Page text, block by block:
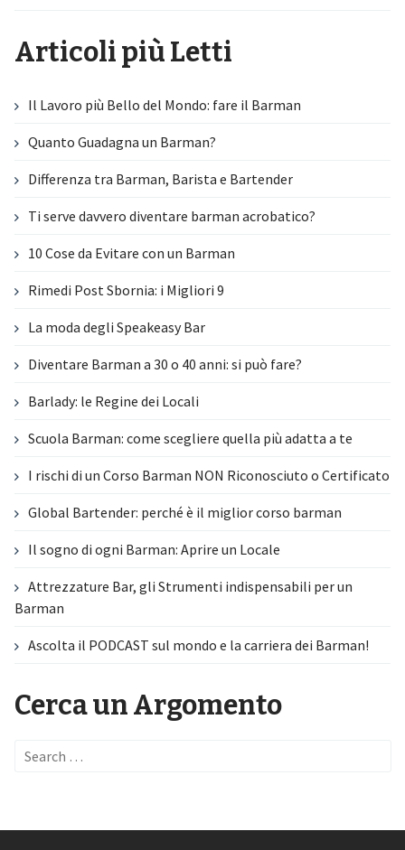
Articoli più Letti
Il Lavoro più Bello del Mondo: fare il Barman
Quanto Guadagna un Barman?
Differenza tra Barman, Barista e Bartender
Ti serve davvero diventare barman acrobatico?
10 Cose da Evitare con un Barman
Rimedi Post Sbornia: i Migliori 9
La moda degli Speakeasy Bar
Diventare Barman a 30 o 40 anni: si può fare?
Barlady: le Regine dei Locali
Scuola Barman: come scegliere quella più adatta a te
I rischi di un Corso Barman NON Riconosciuto o Certificato
Global Bartender: perché è il miglior corso barman
Il sogno di ogni Barman: Aprire un Locale
Attrezzature Bar, gli Strumenti indispensabili per un
Barman
Ascolta il PODCAST sul mondo e la carriera dei Barman!
Cerca un Argomento
Search